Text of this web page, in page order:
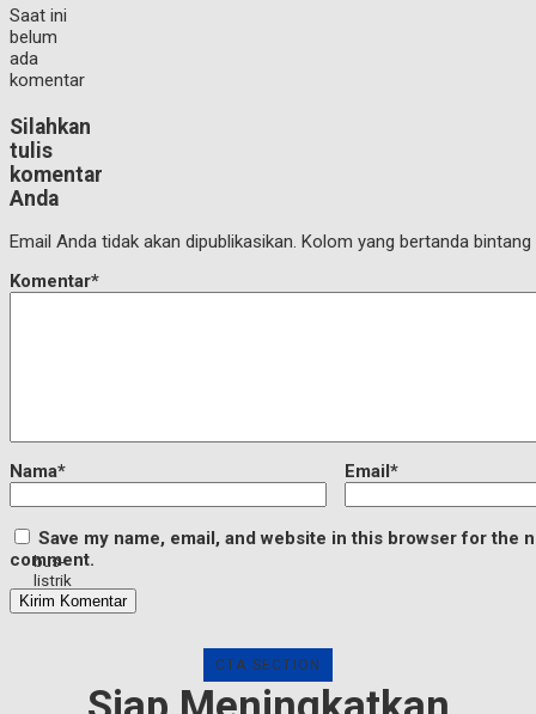
bus-
listrik
Saat ini
belum
ada
komentar
Silahkan
tulis
komentar
Anda
Email Anda tidak akan dipublikasikan. Kolom yang bertanda
Komentar*
Nama* Email*
Save my name, email, and website in this browser for the
comment.
CTA SECTION